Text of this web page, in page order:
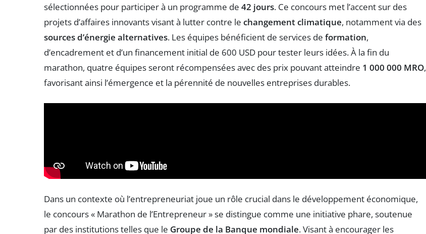
sélectionnées pour participer à un programme de 42 jours. Ce concours met l’accent sur des
projets d’affaires innovants visant à lutter contre le changement climatique, notamment via des
sources d’énergie alternatives. Les équipes bénéficient de services de formation,
d’encadrement et d’un financement initial de 600 USD pour tester leurs idées. À la fin du
marathon, quatre équipes seront récompensées avec des prix pouvant atteindre 1 000 000 MRO,
favorisant ainsi l’émergence et la pérennité de nouvelles entreprises durables.
Dans un contexte où l’entrepreneuriat joue un rôle crucial dans le développement économique,
le concours « Marathon de l’Entrepreneur » se distingue comme une initiative phare, soutenue
par des institutions telles que le Groupe de la Banque mondiale. Visant à encourager les